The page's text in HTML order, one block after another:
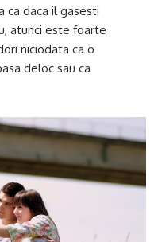
ca daca il gasesti
atunci este foarte
niciodata ca o
deloc sau ca